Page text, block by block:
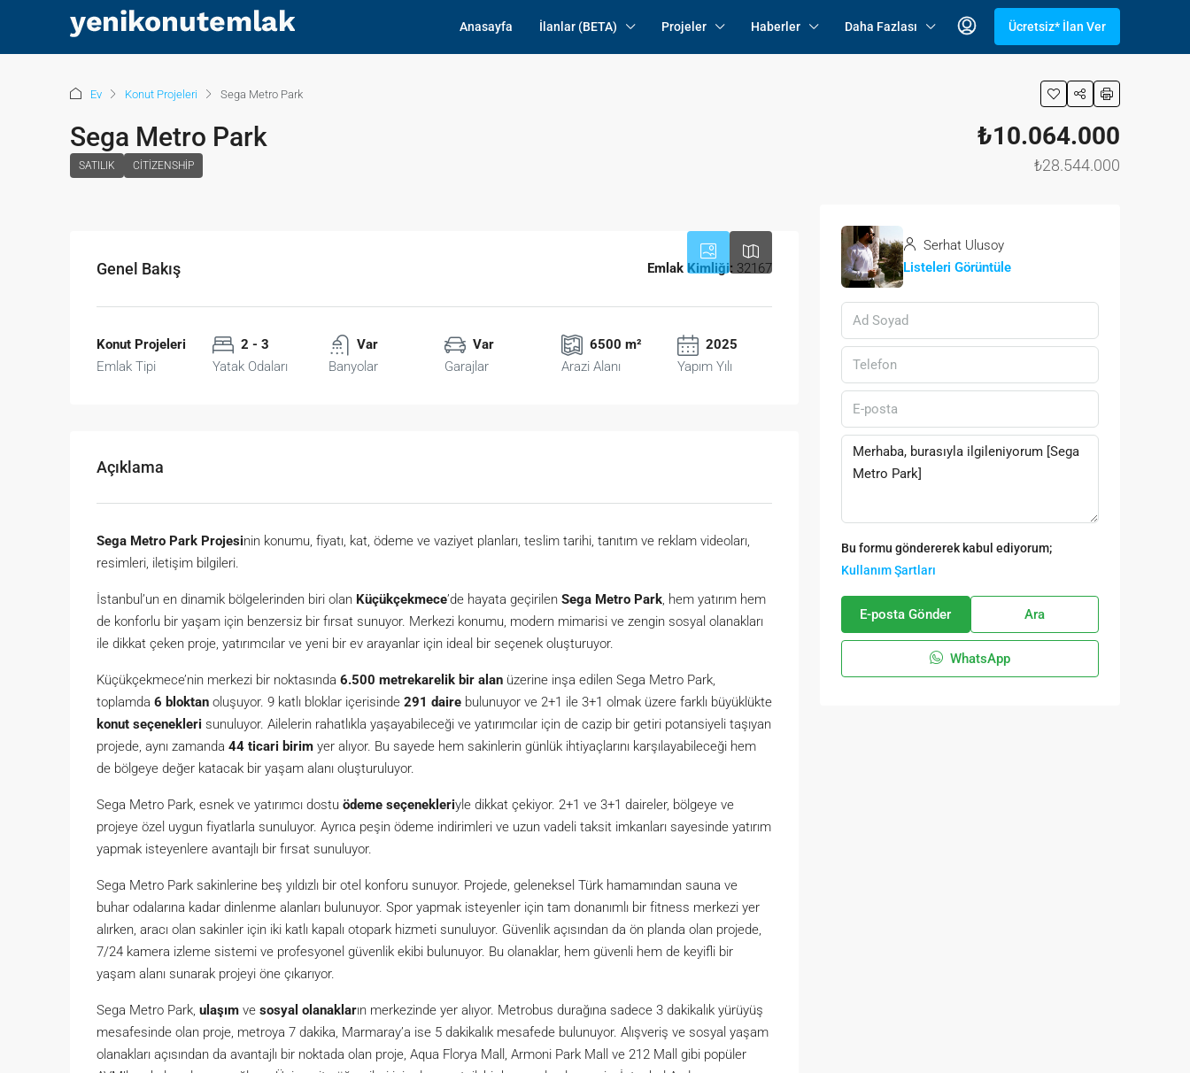
Anasayfa İlanlar (BETA) Projeler Haberler Daha Fazlası Ücretsiz* İlan Ver
Ev Konut Projeleri Sega Metro Park
Sega Metro Park
SATILIK CITIZENSHIP
₺10.064.000
₺28.544.000
Genel Bakış Emlak Kimliği: 32167
Konut Projeleri
Emlak Tipi
2 - 3
Yatak Odaları
Var
Banyolar
Var
Garajlar
6500 m²
Arazi Alanı
2025
Yapım Yılı
Açıklama
Sega Metro Park Projesinin konumu, fiyatı, kat, ödeme ve vaziyet planları, teslim tarihi, tanıtım ve reklam videoları,
resimleri, iletişim bilgileri.
İstanbul’un en dinamik bölgelerinden biri olan Küçükçekmece’de hayata geçirilen Sega Metro Park, hem yatırım hem
de konforlu bir yaşam için benzersiz bir fırsat sunuyor. Merkezi konumu, modern mimarisi ve zengin sosyal olanakları
ile dikkat çeken proje, yatırımcılar ve yeni bir ev arayanlar için ideal bir seçenek oluşturuyor.
Küçükçekmece’nin merkezi bir noktasında 6.500 metrekarelik bir alan üzerine inşa edilen Sega Metro Park,
toplamda 6 bloktan oluşuyor. 9 katlı bloklar içerisinde 291 daire bulunuyor ve 2+1 ile 3+1 olmak üzere farklı büyüklükte
konut seçenekleri sunuluyor. Ailelerin rahatlıkla yaşayabileceği ve yatırımcılar için de cazip bir getiri potansiyeli taşıyan
projede, aynı zamanda 44 ticari birim yer alıyor. Bu sayede hem sakinlerin günlük ihtiyaçlarını karşılayabileceği hem
de bölgeye değer katacak bir yaşam alanı oluşturuluyor.
Sega Metro Park, esnek ve yatırımcı dostu ödeme seçenekleriyle dikkat çekiyor. 2+1 ve 3+1 daireler, bölgeye ve
projeye özel uygun fiyatlarla sunuluyor. Ayrıca peşin ödeme indirimleri ve uzun vadeli taksit imkanları sayesinde yatırım
yapmak isteyenlere avantajlı bir fırsat sunuluyor.
Sega Metro Park sakinlerine beş yıldızlı bir otel konforu sunuyor. Projede, geleneksel Türk hamamından sauna ve
buhar odalarına kadar dinlenme alanları bulunuyor. Spor yapmak isteyenler için tam donanımlı bir fitness merkezi yer
alırken, aracı olan sakinler için iki katlı kapalı otopark hizmeti sunuluyor. Güvenlik açısından da ön planda olan projede,
7/24 kamera izleme sistemi ve profesyonel güvenlik ekibi bulunuyor. Bu olanaklar, hem güvenli hem de keyifli bir
yaşam alanı sunarak projeyi öne çıkarıyor.
Sega Metro Park, ulaşım ve sosyal olanakların merkezinde yer alıyor. Metrobus durağına sadece 3 dakikalık yürüyüş
mesafesinde olan proje, metroya 7 dakika, Marmaray’a ise 5 dakikalık mesafede bulunuyor. Alışveriş ve sosyal yaşam
olanakları açısından da avantajlı bir noktada olan proje, Aqua Florya Mall, Armoni Park Mall ve 212 Mall gibi popüler
Serhat Ulusoy
Listeleri Görüntüle
Bu formu göndererek kabul ediyorum;
Kullanım Şartları
E-posta Gönder Ara
WhatsApp